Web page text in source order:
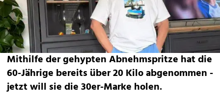
Mithilfe der gehypten Abnehmspritze hat die
60-Jährige bereits über 20 Kilo abgenommen -
jetzt will sie die 30er-Marke holen.